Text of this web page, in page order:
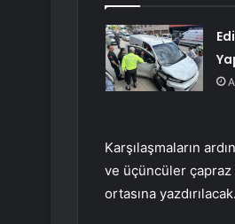
Karşılaşmaların
ve üçüncüler çapraz
ortasına yazdırılacak.